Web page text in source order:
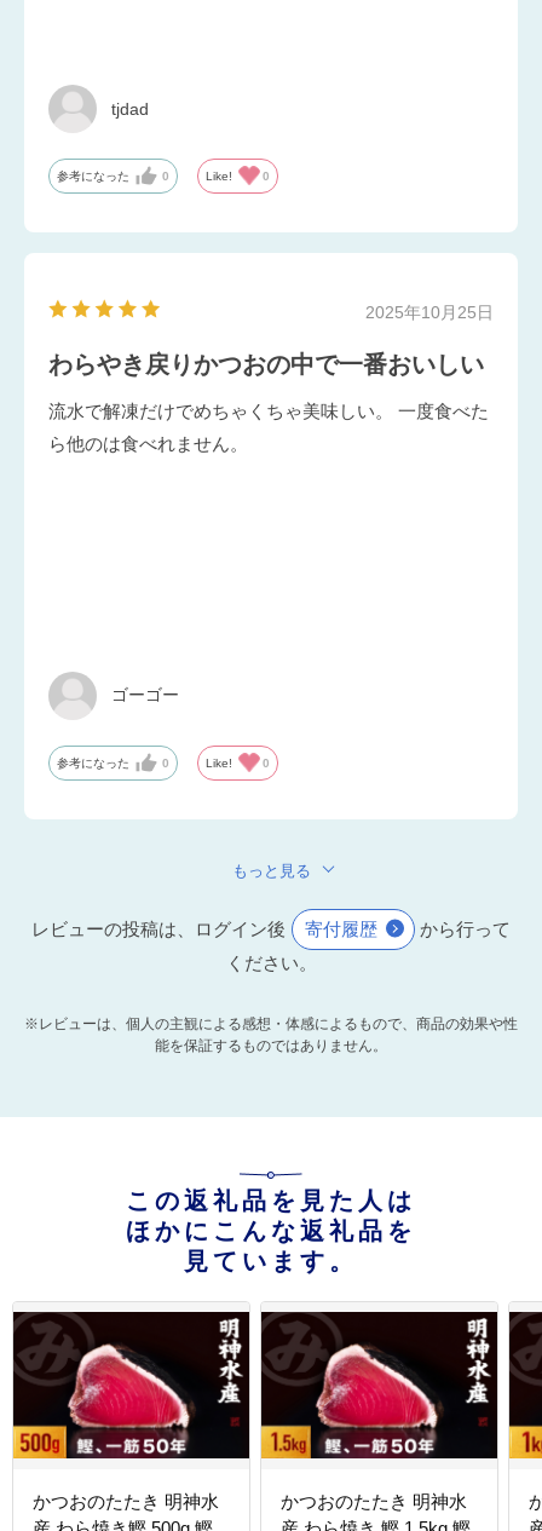
tjdad
参考になった 0 Like! 0
2025年10月25日
わらやき戻りかつおの中で一番おいしい
流水で解凍だけでめちゃくちゃ美味しい。 一度食べた
ら他のは食べれません。
ゴーゴー
参考になった 0 Like! 0
もっと見る
レビューの投稿は、ログイン後 寄付履歴
から行って
ください。
※レビューは、個人の主観による感想・体感によるもので、商品の効果や性
能を保証するものではありません。
この返礼品を見た人は
ほかにこんな返礼品を
見ています。
かつおのたたき 明神水
かつおのたたき 明神水